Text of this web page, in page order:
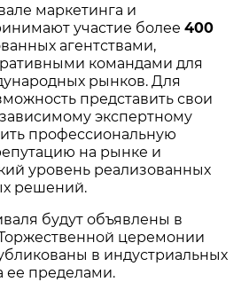
маркетинга и
участие более400
агентствами,
командами для
рынков. Для
представить свои
экспертному
профессиональную
на рынке и
уровень реализованных
решений.
будут объявлены в
церемонии
в индустриальных
ее пределами.